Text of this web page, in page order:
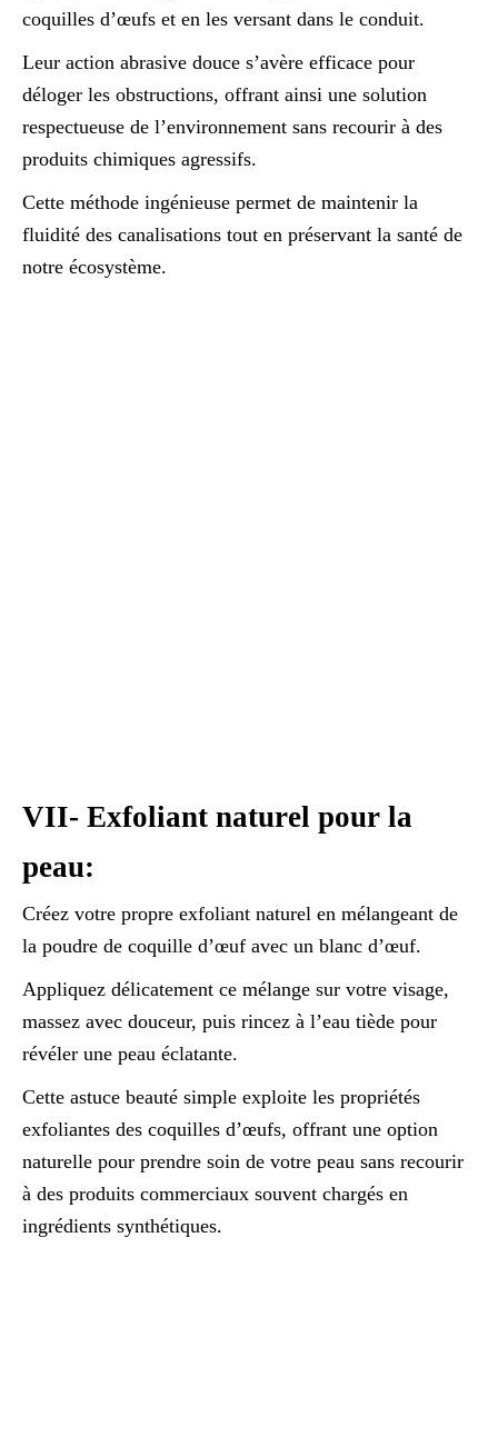
coquilles d’œufs et en les versant dans le conduit.
Leur action abrasive douce s’avère efficace pour
déloger les obstructions, offrant ainsi une solution
respectueuse de l’environnement sans recourir à des
produits chimiques agressifs.
Cette méthode ingénieuse permet de maintenir la
fluidité des canalisations tout en préservant la santé de
notre écosystème.
VII- Exfoliant naturel pour la
peau:
Créez votre propre exfoliant naturel en mélangeant de
la poudre de coquille d’œuf avec un blanc d’œuf.
Appliquez délicatement ce mélange sur votre visage,
massez avec douceur, puis rincez à l’eau tiède pour
révéler une peau éclatante.
Cette astuce beauté simple exploite les propriétés
exfoliantes des coquilles d’œufs, offrant une option
naturelle pour prendre soin de votre peau sans recourir
à des produits commerciaux souvent chargés en
ingrédients synthétiques.